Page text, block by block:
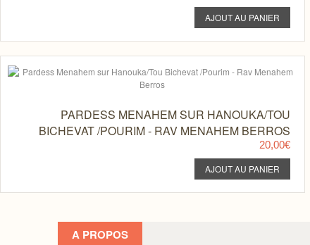
PARDESS MENAHEM SUR HANOUKA/TOU
BICHEVAT /POURIM - RAV MENAHEM BERROS
20,00€
A PROPOS